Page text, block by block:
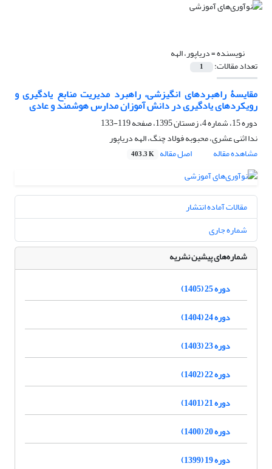
نویسنده =دریاپور، الهه
تعداد مقالات: 1
مقایسۀ راهبردهای انگیزشی، راهبرد مدیریت منابع یادگیری و
رویکردهای یادگیری در دانش آموزان مدارس هوشمند و عادی
دوره 15، شماره 4، زمستان 1395، صفحه
119-133
ندا اثنی عشری، محبوبه فولاد چنگ، الهه دریاپور
مشاهده مقاله
اصل مقاله 403.3 K
مقالات آماده انتشار
شماره جاری
شماره‌های پیشین نشریه
دوره 25 (1405)
دوره 24 (1404)
دوره 23 (1403)
دوره 22 (1402)
دوره 21 (1401)
دوره 20 (1400)
دوره 19 (1399)